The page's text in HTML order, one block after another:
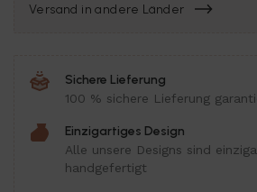
Versand in andere Länder
Sichere Lieferung
100 % sichere Lieferung
Einzigartiges Design
Alle unsere Designs sind
handgefertigt